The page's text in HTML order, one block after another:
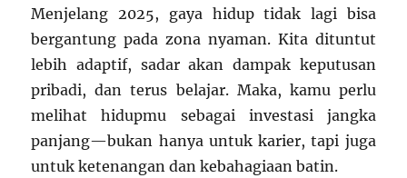
Menjelang 2025, gaya hidup tidak lagi bisa
bergantung pada zona nyaman. Kita dituntut
lebih adaptif, sadar akan dampak keputusan
pribadi, dan terus belajar. Maka, kamu perlu
melihat hidupmu sebagai investasi jangka
panjang—bukan hanya untuk karier, tapi juga
untuk ketenangan dan kebahagiaan batin.